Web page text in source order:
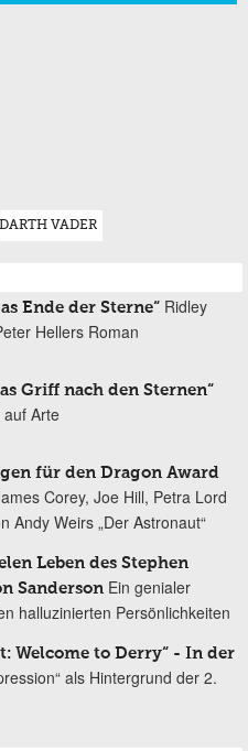
DARTH VADER
Ende der Sterne“ Ridley
Hellers Roman
Griff nach den Sternen“
Arte
für den Dragon Award
Corey, Joe Hill, Petra Lord
Andy Weirs „Der Astronaut“
Leben des Stephen
Sanderson Ein genialer
halluzinierten Persönlichkeiten
Welcome to Derry“ - In der
als Hintergrund der 2.